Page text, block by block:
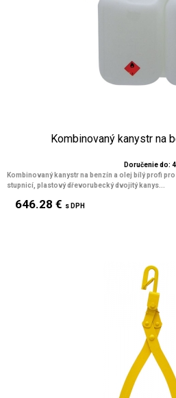
Kombinovaný kanystr na
Doručenie do: 4
Kombinovaný kanystr na benzín a olej bílý profi
stupnicí, plastový dřevorubecký dvojitý kanys...
646.28 € s DPH